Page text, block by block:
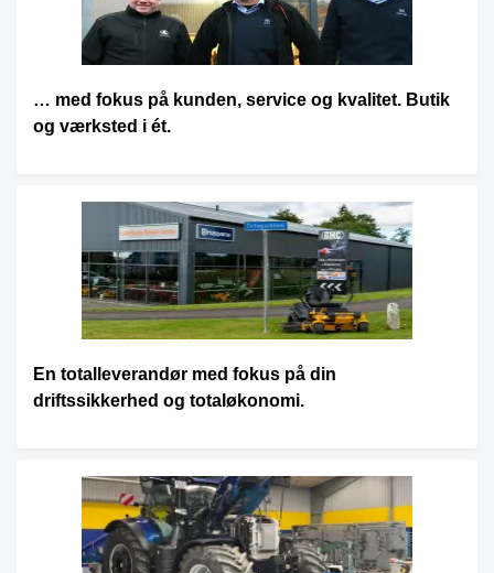
… med fokus på kunden, service og kvalitet. Butik
og værksted i ét.
En totalleverandør med fokus på din
driftssikkerhed og totaløkonomi.